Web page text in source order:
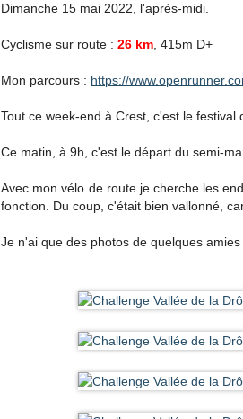
Dimanche 15 mai 2022, l'après-midi.
Cyclisme sur route : 26 km , 415m D+
Mon parcours : https://
Tout ce week-end à Crest, c'est le festival
Ce matin, à 9h, c'est le départ du semi-
Avec mon vélo de route je cherche les
fonction. Du coup, c'était bien vallonné,
Je n'ai que des photos de quelques